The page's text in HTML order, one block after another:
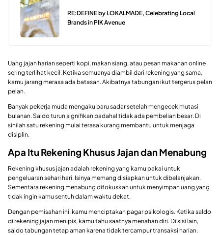
RE:DEFINE by LOKALMADE, Celebrating Local
Brands in PIK Avenue
Uang jajan harian seperti kopi, makan siang, atau pesan makanan online
sering terlihat kecil. Ketika semuanya diambil dari rekening yang sama,
kamu jarang merasa ada batasan. Akibatnya tabungan ikut tergerus pelan
pelan.
Banyak pekerja muda mengaku baru sadar setelah mengecek mutasi
bulanan. Saldo turun signifikan padahal tidak ada pembelian besar. Di
sinilah satu rekening mulai terasa kurang membantu untuk menjaga
disiplin.
Apa Itu Rekening Khusus Jajan dan Menabung
Rekening khusus jajan adalah rekening yang kamu pakai untuk
pengeluaran sehari hari. Isinya memang disiapkan untuk dibelanjakan.
Sementara rekening menabung difokuskan untuk menyimpan uang yang
tidak ingin kamu sentuh dalam waktu dekat.
Dengan pemisahan ini, kamu menciptakan pagar psikologis. Ketika saldo
di rekening jajan menipis, kamu tahu saatnya menahan diri. Di sisi lain,
saldo tabungan tetap aman karena tidak tercampur transaksi harian.